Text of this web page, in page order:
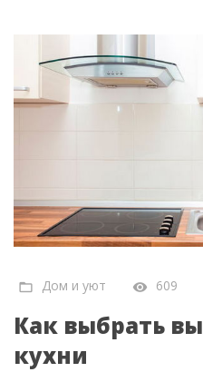
Дом и уют 609
Как выбрать
кухни